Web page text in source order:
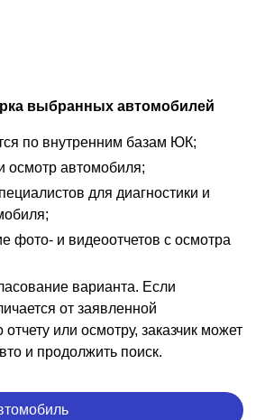
выбранных автомобилей
по внутренним базам ЮК;
осмотр автомобиля;
для диагностики и
фото- и видеоотчетов с осмотра
варианта. Если
от заявленной
или осмотру, заказчик может
и продолжить поиск.